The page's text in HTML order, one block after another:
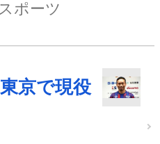
ポーツ
京で現役